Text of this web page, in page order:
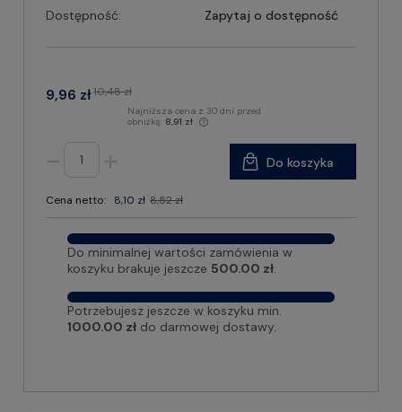
Dostępność:
Zapytaj o dostępność
9,96 zł10,48 zł
Najniższa cena z 30 dni przed
obniżką: 8,91 zł
Cena netto: 8,10 zł 8,52 zł
Do koszyka
Do minimalnej wartości zamówienia w
koszyku brakuje jeszcze 500.00 zł.
Potrzebujesz jeszcze w koszyku min.
1000.00 zł do darmowej dostawy.